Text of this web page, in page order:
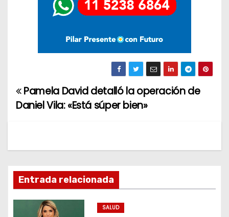
N
g
a
Pamela David detalló la operación de
Daniel Vila: «Está súper bien»
Entrada relacionada
SALUD